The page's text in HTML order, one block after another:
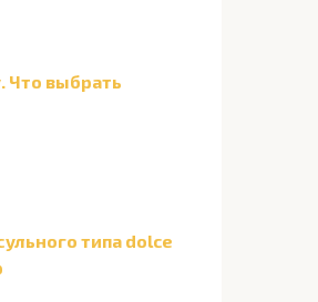
выбрать
типа dolce